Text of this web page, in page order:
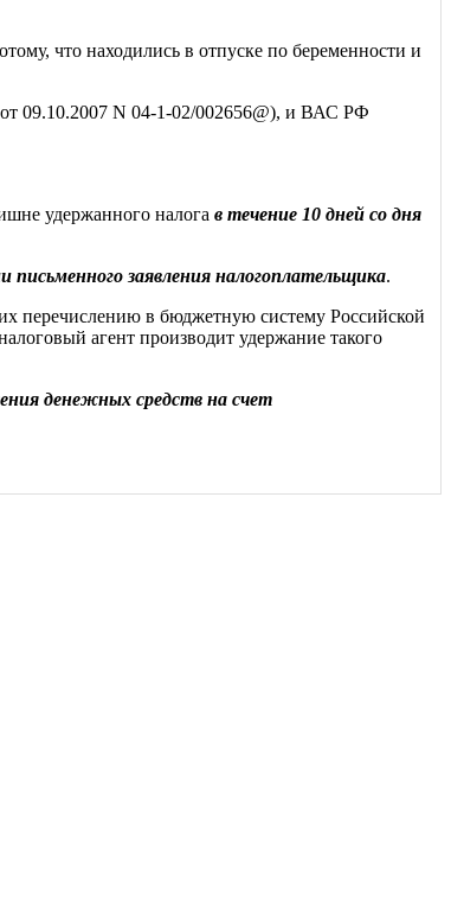
что находились в отпуске по беременности и
09.10.2007 N 04-1-02/002656@), и ВАС РФ
удержанного налога в течение 10 дней со дня
письменного заявления налогоплательщика.
перечислению в бюджетную систему Российской
агент производит удержание такого
денежных средств на счет